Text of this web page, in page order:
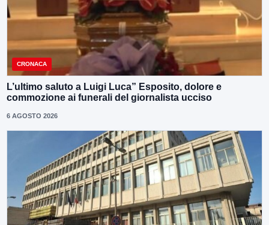
CRONACA
L’ultimo saluto a Luigi Luca” Esposito, dolore e
commozione ai funerali del giornalista ucciso
6 AGOSTO 2026